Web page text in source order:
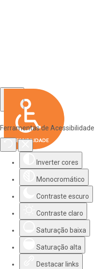
Ferramentas de Acessibilidade
Inverter cores
Monocromático
Contraste escuro
Contraste claro
Saturação baixa
Saturação alta
Destacar links